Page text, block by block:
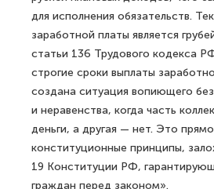
для исполнения обязательств.
заработной платы является
статьи 136 Трудового кодекса
строгие сроки выплаты
создана ситуация вопиющего
и неравенства, когда часть
деньги, а другая — нет. Это
конституционные принципы,
19 Конституции РФ,
граждан перед законом».